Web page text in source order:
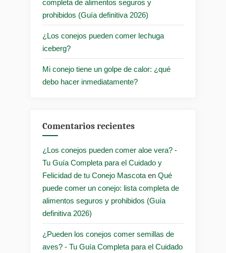
completa de alimentos seguros y
prohibidos (Guía definitiva 2026)
¿Los conejos pueden comer lechuga
iceberg?
Mi conejo tiene un golpe de calor: ¿qué
debo hacer inmediatamente?
Comentarios recientes
¿Los conejos pueden comer aloe vera? -
Tu Guía Completa para el Cuidado y
Felicidad de tu Conejo Mascota en Qué
puede comer un conejo: lista completa de
alimentos seguros y prohibidos (Guía
definitiva 2026)
¿Pueden los conejos comer semillas de
aves? - Tu Guía Completa para el Cuidado